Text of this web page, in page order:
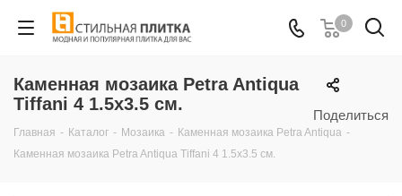
0
Поделиться
Каменная мозаика Petra Antiqua
Tiffani 4 1.5x3.5 см.
Главная - Каталог - Мозаика - Каменная мозаика Petra Antiqua -
Каменная мозаика Petra Antiqua Tiffani 4 1.5x3.5 см.